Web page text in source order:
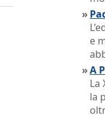
»
e
»A
La
la